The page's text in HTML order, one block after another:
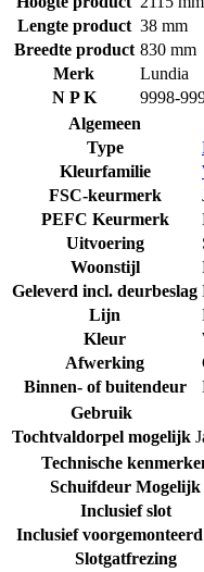
Lengte product 38 mm
Breedte product 830 mm
Merk
Lundia
N P K
9998-
Algemeen
Type
Kleurfamilie
FSC-keurmerk
PEFC Keurmerk
Uitvoering
Woonstijl
Geleverd incl. deurbeslag
Lijn
Kleur
Afwerking
Binnen- of buitendeur
Gebruik
Tochtvaldorpel mogelijk
Technische
Schuifdeur Mogelijk
Inclusief slot
Inclusief voorgemonteerd
Slotgatfrezing